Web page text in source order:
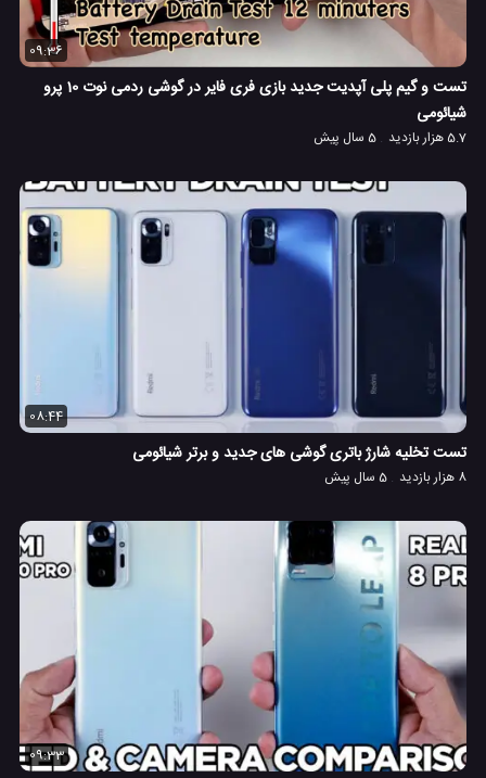
09:36
تست و گیم پلی آپدیت جدید بازی فری فایر در گوشی ردمی نوت 10 پرو
شیائومی
5.7 هزار بازدید 5 سال پیش
08:44
تست تخلیه شارژ باتری گوشی های جدید و برتر شیائومی
8 هزار بازدید 5 سال پیش
09:33